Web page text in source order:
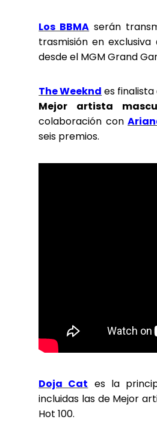
Los BBMA serán
trasmisión en
desde el MGM Grand
The Weeknd es
Mejor artista
colaboración con
seis premios.
Doja Cat es la
incluidas las de Mejor
Hot 100.